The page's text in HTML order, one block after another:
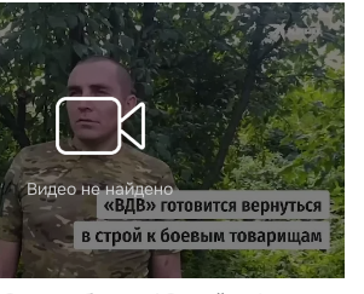
Видео не найдено